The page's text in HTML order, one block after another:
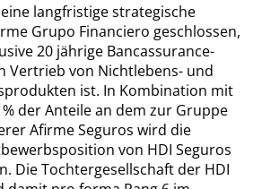
langfristige strategische
Grupo Financiero geschlossen,
20 jährige Bancassurance-
Vertrieb von Nichtlebens- und
ist. In Kombination mit
der Anteile an dem zur Gruppe
Afirme Seguros wird die
von HDI Seguros
Die Tochtergesellschaft der HDI